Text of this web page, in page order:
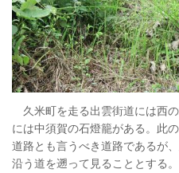
久米町を走る出雲街道には西
には中須賀の石燈籠がある。此
道路とも言うべき道路であるが
沿う道を遡って見ることとする。